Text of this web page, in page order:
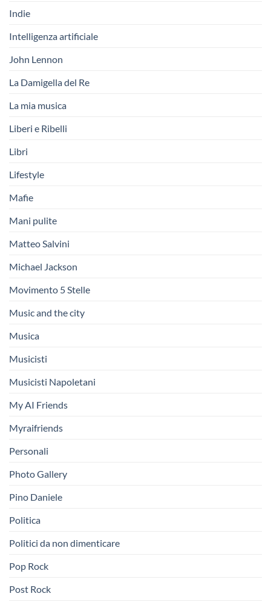
Indie
Intelligenza artificiale
John Lennon
La Damigella del Re
La mia musica
Liberi e Ribelli
Libri
Lifestyle
Mafie
Mani pulite
Matteo Salvini
Michael Jackson
Movimento 5 Stelle
Music and the city
Musica
Musicisti
Musicisti Napoletani
My AI Friends
Myraifriends
Personali
Photo Gallery
Pino Daniele
Politica
Politici da non dimenticare
Pop Rock
Post Rock